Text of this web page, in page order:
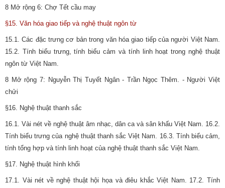
8 Mở rộng 6: Chợ Tết cầu may
§15. Văn hóa giao tiếp và nghệ thuật ngôn từ
15.1. Các đặc trưng cơ bản trong văn hóa giao tiếp của người Việt Nam.
15.2. Tính biểu trưng, tính biểu cảm và tính linh hoạt trong nghệ thuật
ngôn từ Việt Nam.
8 Mở rộng 7: Nguyễn Thị Tuyết Ngân - Trần Ngọc Thêm. - Người Việt
chửi
§16. Nghệ thuật thanh sắc
16.1. Vài nét về nghệ thuật âm nhạc, dân ca và sân khấu Việt Nam. 16.2.
Tính biểu trưng của nghệ thuật thanh sắc Việt Nam. 16.3. Tính biểu cảm,
tính tổng hợp và tính linh hoạt của nghệ thuật thanh sắc Việt Nam.
§17. Nghệ thuật hình khối
17.1. Vài nét về nghệ thuật hội họa và điêu khắc Việt Nam. 17.2. Tính